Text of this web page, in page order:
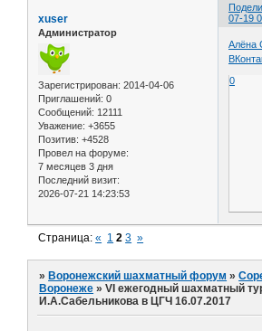
07-19
xuser
Администратор
Зарегистрирован: 2014-04-06
Приглашений: 0
Сообщений: 12111
Уважение: +3655
Позитив: +4528
Провел на форуме:
7 месяцев 3 дня
Последний визит:
2026-07-21 14:23:53
Алёна
0
Страница:« 1 2 3 »
»Воронежский шахматный форум »
Воронеже »VI ежегодный шахматный
И.А.Сабельникова в ЦГЧ 16.07.2017